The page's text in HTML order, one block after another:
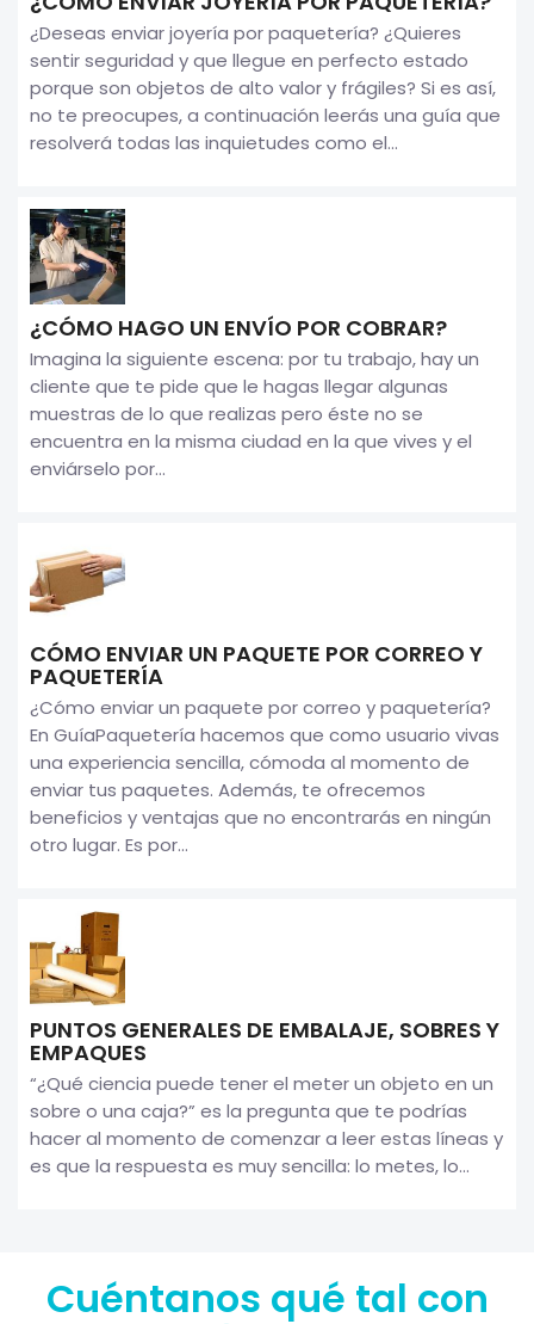
¿Deseas enviar joyería por paquetería? ¿Quieres
sentir seguridad y que llegue en perfecto estado
porque son objetos de alto valor y frágiles? Si es así,
no te preocupes, a continuación leerás una guía que
resolverá todas las inquietudes como el...
¿CÓMO HAGO UN ENVÍO POR COBRAR?
Imagina la siguiente escena: por tu trabajo, hay un
cliente que te pide que le hagas llegar algunas
muestras de lo que realizas pero éste no se
encuentra en la misma ciudad en la que vives y el
enviárselo por...
CÓMO ENVIAR UN PAQUETE POR CORREO Y
PAQUETERÍA
¿Cómo enviar un paquete por correo y paquetería?
En GuíaPaquetería hacemos que como usuario vivas
una experiencia sencilla, cómoda al momento de
enviar tus paquetes. Además, te ofrecemos
beneficios y ventajas que no encontrarás en ningún
otro lugar. Es por...
PUNTOS GENERALES DE EMBALAJE, SOBRES Y
EMPAQUES
“¿Qué ciencia puede tener el meter un objeto en un
sobre o una caja?” es la pregunta que te podrías
hacer al momento de comenzar a leer estas líneas y
es que la respuesta es muy sencilla: lo metes, lo...
Cuéntanos qué tal con